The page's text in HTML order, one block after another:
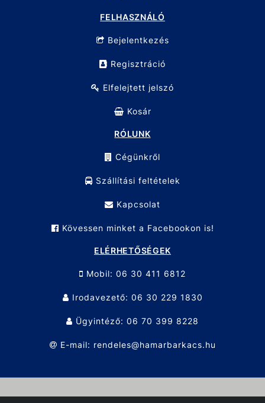
FELHASZNÁLÓ
Bejelentkezés
Regisztráció
Elfelejtett jelszó
Kosár
RÓLUNK
Cégünkről
Szállítási feltételek
Kapcsolat
Kövessen minket a Facebookon is!
ELÉRHETŐSÉGEK
Mobil: 06 30 411 6812
Irodavezető: 06 30 229 1830
Ügyintéző: 06 70 399 8228
E-mail: rendeles@hamarbarkacs.hu